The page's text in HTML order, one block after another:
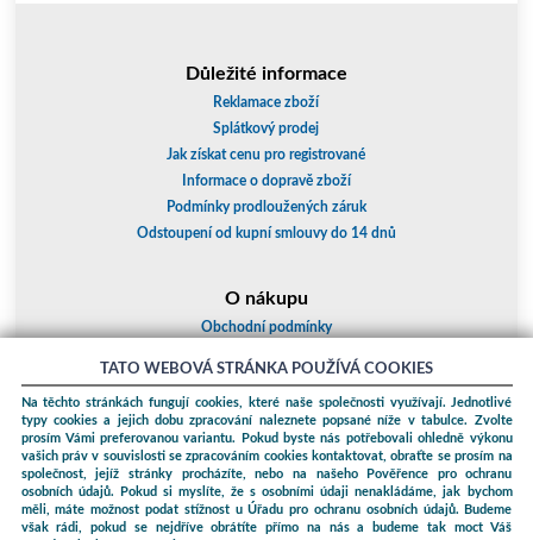
Důležité informace
Reklamace zboží
Splátkový prodej
Jak získat cenu pro registrované
Informace o dopravě zboží
Podmínky prodloužených záruk
Odstoupení od kupní smlouvy do 14 dnů
O nákupu
Obchodní podmínky
Kontakty a adresy
Essox splátky
Podle zákona o evidenci tržeb je prodávající povinen vystavit kupujícímu
účtenku. Zároveň je povinen zaevidovat přijatou tržbu u správce daně
online; v případě technického výpadku pak nejpozději do 48 hodin.
TATO WEBOVÁ STRÁNKA POUŽÍVÁ COOKIES
Na těchto stránkách fungují cookies, které naše společnosti využívají. Jednotlivé
typy cookies a jejich dobu zpracování naleznete popsané níže v tabulce. Zvolte
prosím Vámi preferovanou variantu. Pokud byste nás potřebovali ohledně výkonu
vašich práv v souvislosti se zpracováním cookies kontaktovat, obraťte se prosím na
společnost, jejíž stránky procházíte, nebo na našeho Pověřence pro ochranu
osobních údajů. Pokud si myslíte, že s osobními údaji nenakládáme, jak bychom
měli, máte možnost podat stížnost u Úřadu pro ochranu osobních údajů. Budeme
však rádi, pokud se nejdříve obrátíte přímo na nás a budeme tak moct Váš